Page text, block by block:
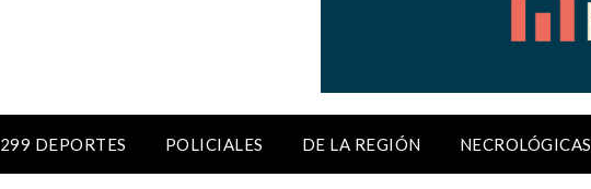
299 DEPORTES POLICIALES DE LA REGIÓN NECROLÓGICAS